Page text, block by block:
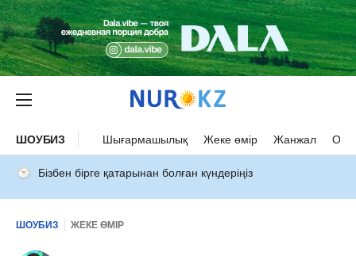
ШОУБИЗ Шығармашылық Жеке өмір Жанжал
Бізбен бірге қатарынан болған күндеріңіз
ШОУБИЗ ЖЕКЕ ӨМІР